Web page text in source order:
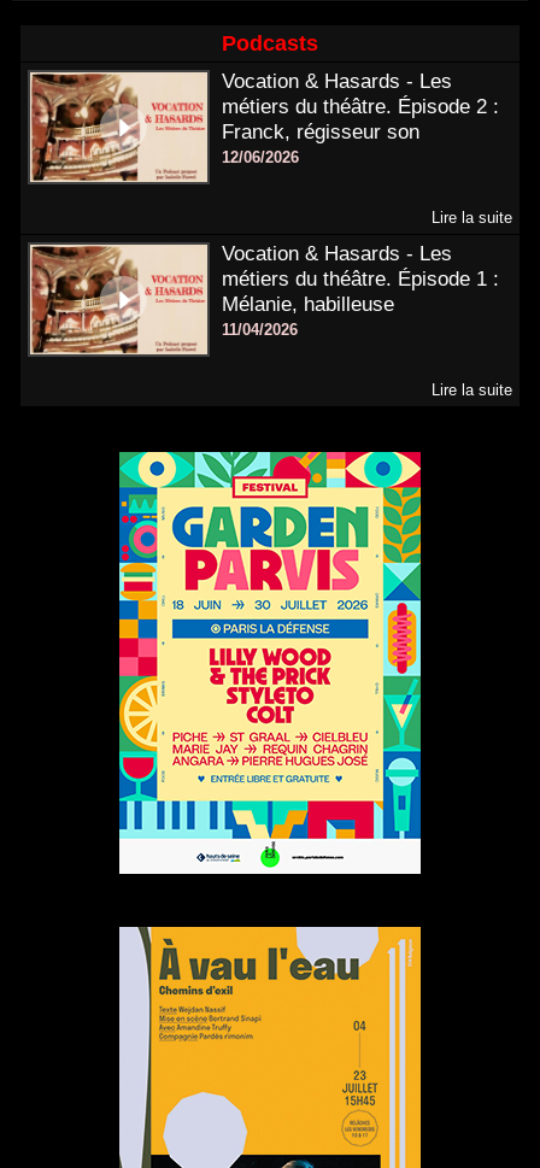
Podcasts
Vocation & Hasards - Les
métiers du théâtre. Épisode 2 :
Franck, régisseur son
12/06/2026
Lire la suite
Vocation & Hasards - Les
métiers du théâtre. Épisode 1 :
Mélanie, habilleuse
11/04/2026
Lire la suite